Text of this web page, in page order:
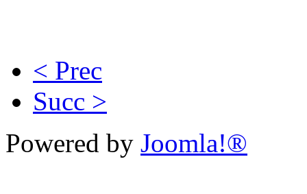
< Prec
Succ >
Powered by Joomla!®